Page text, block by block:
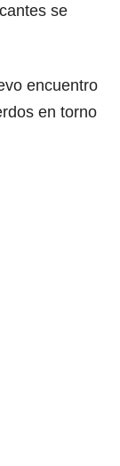
se
encuentro
en torno